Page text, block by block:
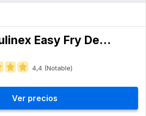
Moulinex Easy Fry Deluxe 4.2 L EZ4018
4,4 (Notable)
Ver precios